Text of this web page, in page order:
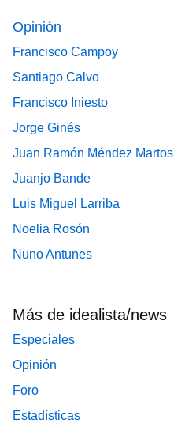
Opinión
Francisco Campoy
Santiago Calvo
Francisco Iniesto
Jorge Ginés
Juan Ramón Méndez Martos
Juanjo Bande
Luis Miguel Larriba
Noelia Rosón
Nuno Antunes
Más de idealista/news
Especiales
Opinión
Foro
Estadísticas